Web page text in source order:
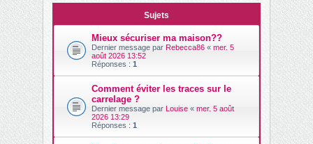
Sujets
Mieux sécuriser ma maison??
Dernier message par Rebecca86 « mer. 5
août 2026 13:52
Réponses : 1
Comment éviter les traces sur le
carrelage ?
Dernier message par Louise « mer. 5 août
2026 13:29
Réponses : 1